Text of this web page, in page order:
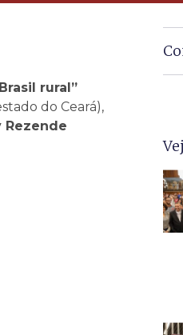
rural”
do Ceará),
Rezende